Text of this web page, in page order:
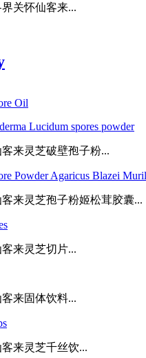
关怀仙客来...
Oil
Lucidum spores powder
来灵芝破壁孢子粉...
Powder Agaricus Blazei
来灵芝孢子粉姬松茸胶囊...
来灵芝切片...
来固体饮料...
来灵芝千丝饮...